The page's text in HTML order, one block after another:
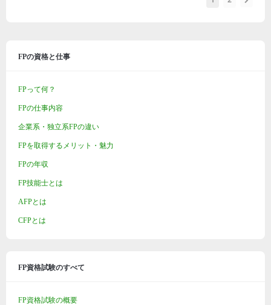
FPの資格と仕事
FPって何？
FPの仕事内容
企業系・独立系FPの違い
FPを取得するメリット・魅力
FPの年収
FP技能士とは
AFPとは
CFPとは
FP資格試験のすべて
FP資格試験の概要